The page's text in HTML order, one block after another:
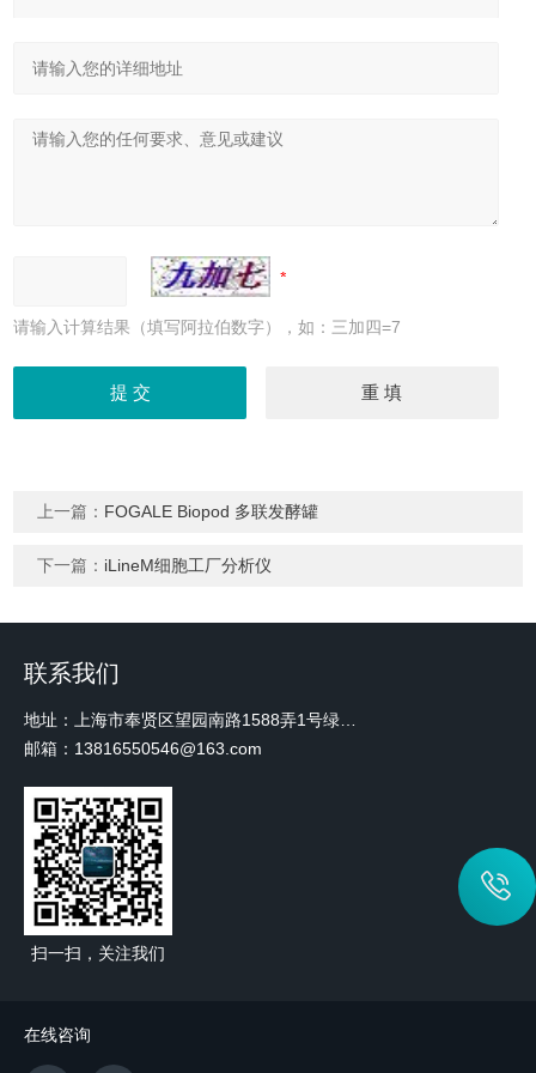
请输入计算结果（填写阿拉伯数字），如：三加四=7
上一篇： FOGALE Biopod 多联发酵罐
下一篇： iLineM细胞工厂分析仪
联系我们
邮箱：13816550546@163.com
扫一扫，关注我们
在线咨询